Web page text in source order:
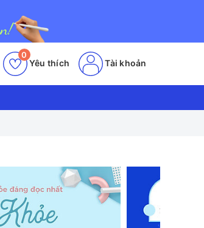
Yêu thích
0
Tài khoản